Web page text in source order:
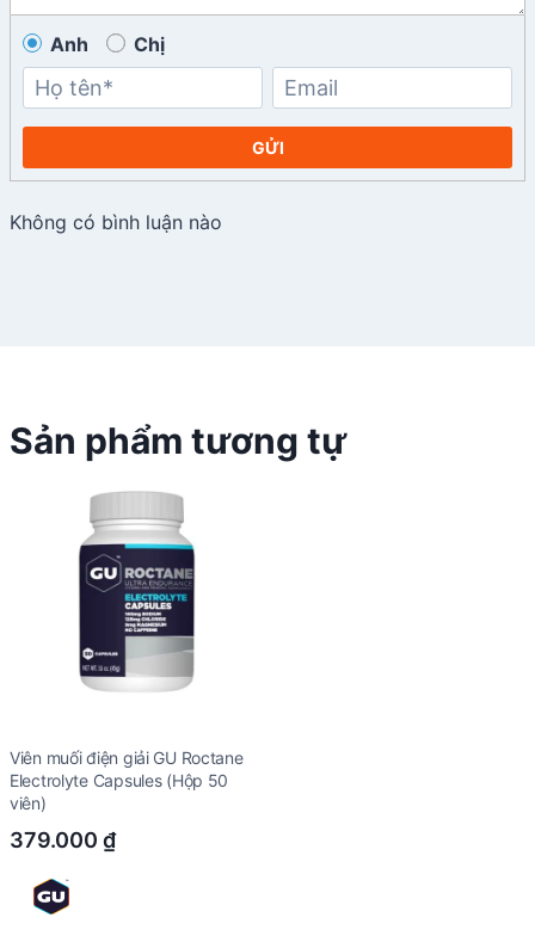
Anh Chị
GỬI
Không có bình luận nào
Sản phẩm tương tự
Viên muối điện giải GU Roctane
Electrolyte Capsules (Hộp 50
viên)
379.000 ₫